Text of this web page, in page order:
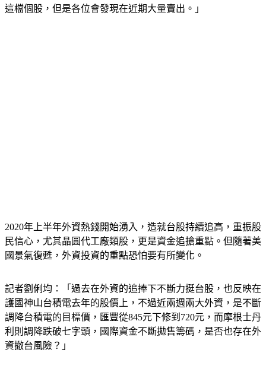
這檔個股，但是各位會發現在近期大量賣出。」
2020年上半年外資熱錢開始湧入，造就台股持續追高，重振股
民信心，尤其晶圓代工廠類股，更是資金追搶重點。但隨著美
國景氣復甦，外資投資的重點恐怕要有所變化。
記者劉俐均：「過去在外資的追捧下不斷力挺台股，也反映在
護國神山台積電去年的股價上，不過近兩週兩大外資，是不斷
調降台積電的目標價，匯豐從845元下修到720元，而摩根士丹
利則調降跌破七字頭，國際資金不斷拋售籌碼，是否也存在外
資撤台風險？」